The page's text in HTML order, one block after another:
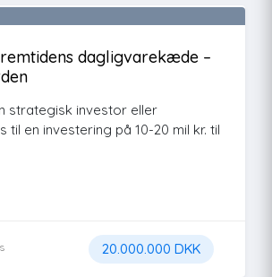
dagligvarekæde –
strategisk investor eller
til en investering på 10-20 mil kr. til
20.000.000 DKK